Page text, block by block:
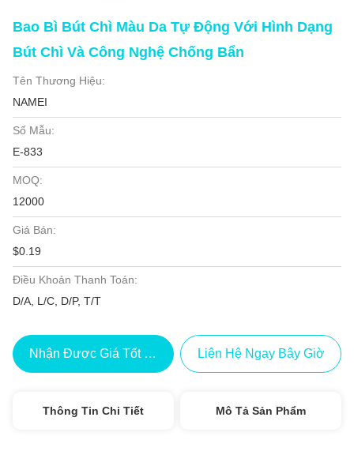
Bao Bì Bút Chì Màu Da Tự Động Với Hình Dạng
Bút Chì Và Công Nghệ Chống Bẩn
Tên Thương Hiệu:
NAMEI
Số Mẫu:
E-833
MOQ:
12000
Giá Bán:
$0.19
Điều Khoản Thanh Toán:
D/A, L/C, D/P, T/T
Nhận Được Giá Tốt Nhất Liên Hệ Ngay Bây Giờ
Thông Tin Chi Tiết Mô Tả Sản Phẩm